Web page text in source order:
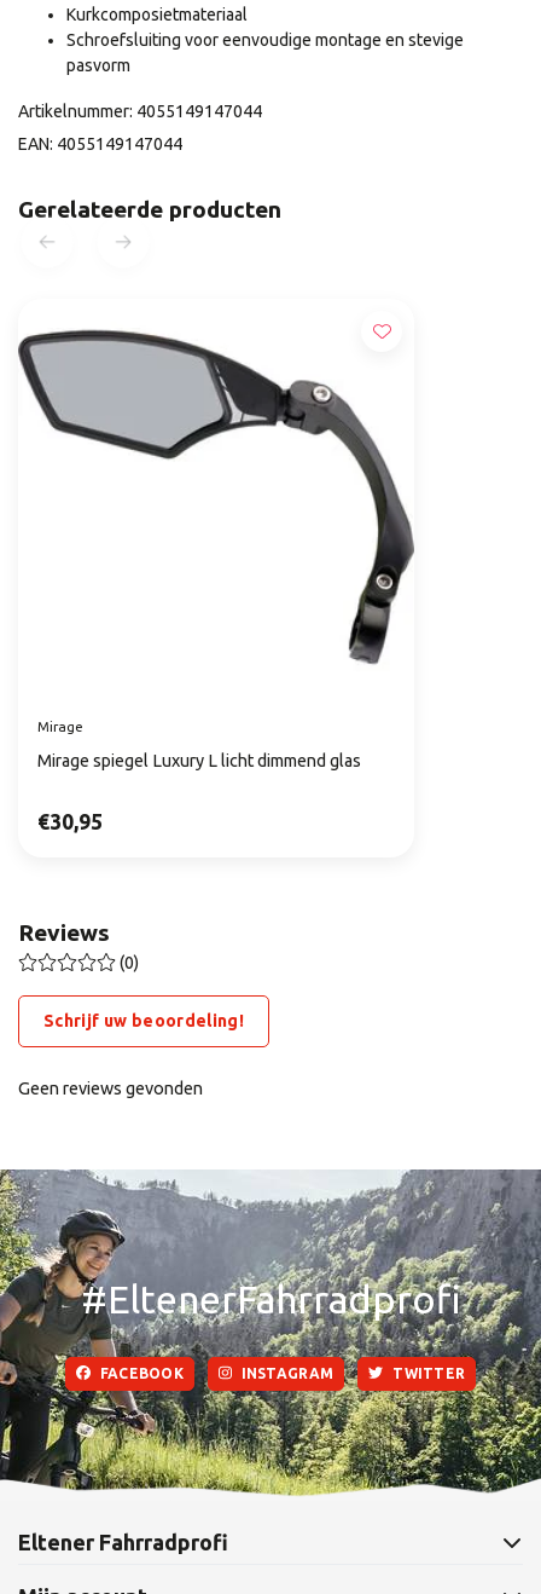
Kurkcomposietmateriaal
Schroefsluiting voor eenvoudige montage en stevige
pasvorm
Artikelnummer: 4055149147044
EAN: 4055149147044
Gerelateerde producten
Mirage
Mirage spiegel Luxury L licht dimmend glas
€30,95
Reviews
(0)
Schrijf uw beoordeling!
Geen reviews gevonden
#EltenerFahrradprofi
FACEBOOK INSTAGRAM TWITTER
Eltener Fahrradprofi